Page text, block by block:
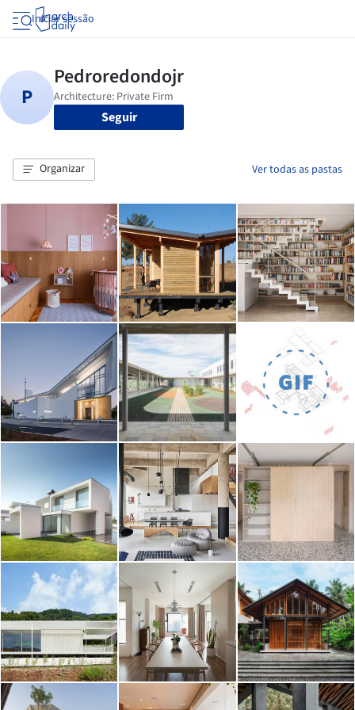
Iniciar sessão
Seguir
Organizar Ver todas as pastas